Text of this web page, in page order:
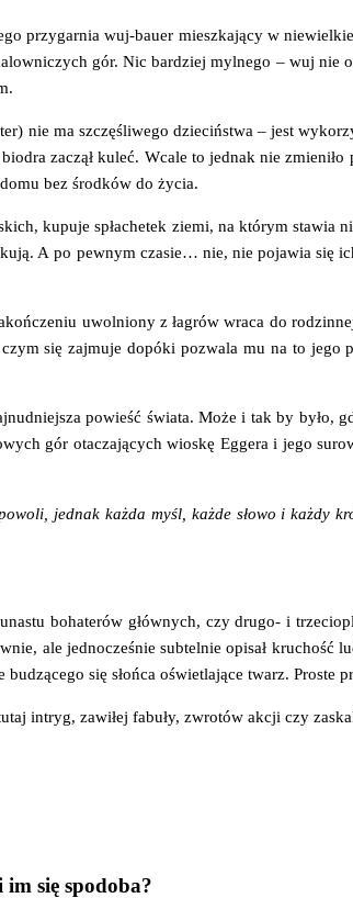
przy­gar­nia wuj-bau­er miesz­ka­ją­cy w
gór. Nic bar­dziej myl­ne­go – wuj nie
nie ma szczę­śli­we­go dzie­ciń­stwa – jest
zaczął kuleć. Wca­le to jed­nak nie
bez środ­ków do życia.
kupu­je spła­che­tek zie­mi, na któ­rym sta­wia
A po pew­nym cza­sie… nie, nie poja­wia się
uwol­nio­ny z łagrów wra­ca do
się zaj­mu­je dopó­ki pozwa­la mu na to jego
powieść świa­ta. Może i tak by
gór ota­cza­ją­cych wio­skę Egge­ra i jego
jed­nak każ­da myśl, każ­de sło­wo i każ­dy
boha­te­rów głów­nych, czy dru­go- i
ale jed­no­cze­śnie sub­tel­nie opi­sał
się słoń­ca oświe­tla­ją­ce twarz. Pro­ste
intryg, zawi­łej fabu­ły, zwro­tów akcji czy
się spodoba?